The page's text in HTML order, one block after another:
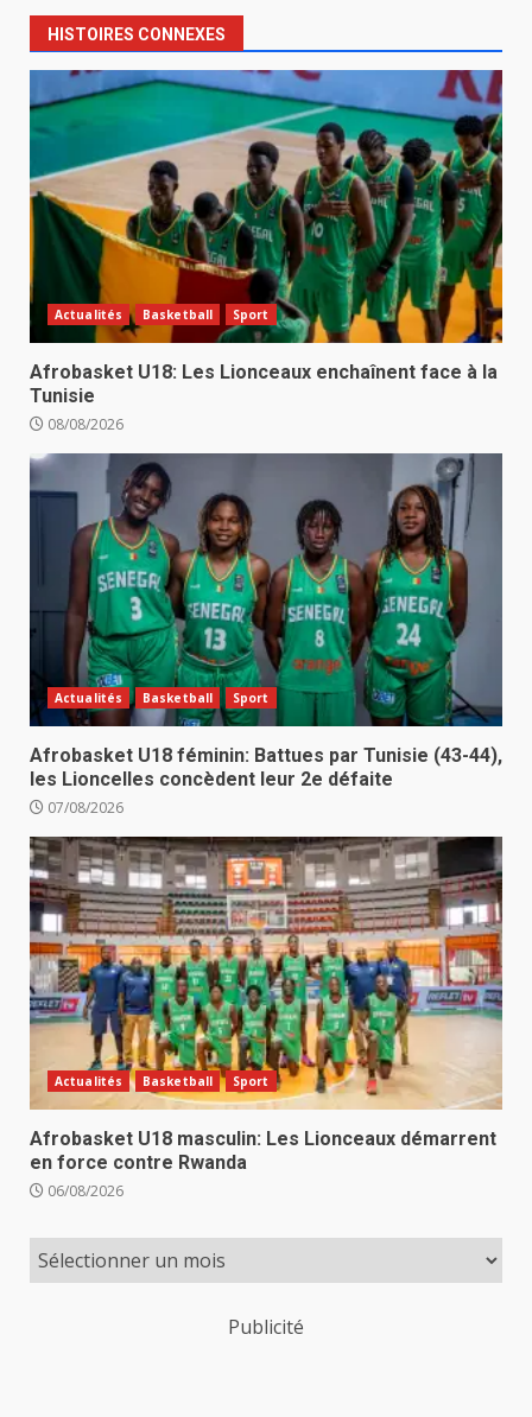
HISTOIRES CONNEXES
Actualités Basketball Sport
Afrobasket U18: Les Lionceaux enchaînent face à la
Tunisie
08/08/2026
Actualités Basketball Sport
Afrobasket U18 féminin: Battues par Tunisie (43-44),
les Lioncelles concèdent leur 2e défaite
07/08/2026
Actualités Basketball Sport
Afrobasket U18 masculin: Les Lionceaux démarrent
en force contre Rwanda
06/08/2026
Publicité